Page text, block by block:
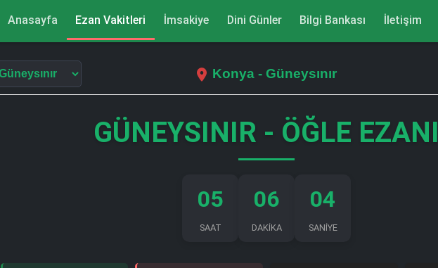
Anasayfa Ezan Vakitleri İmsakiye Dini Günler Bilgi Bankası İletişim
Konya - Güneysınır
GÜNEYSINIR - ÖĞLE EZANI
05
SAAT
06
DAKİKA
03
SANİYE